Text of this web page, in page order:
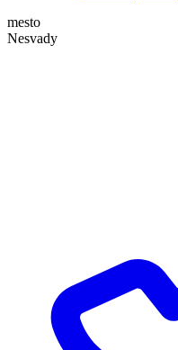
mesto
Nesvady